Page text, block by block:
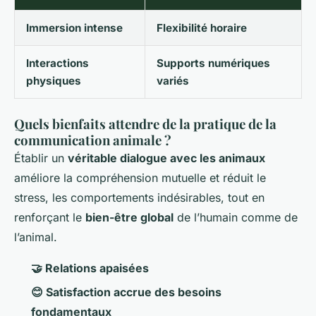
Immersion intense Flexibilité horaire
Interactions
physiques
Supports numériques
variés
Quels bienfaits attendre de la pratique de la
communication animale ?
Établir un véritable dialogue avec les animaux
améliore la compréhension mutuelle et réduit le
stress, les comportements indésirables, tout en
renforçant le bien-être global de l’humain comme de
l’animal.
🤝 Relations apaisées
😊 Satisfaction accrue des besoins
fondamentaux